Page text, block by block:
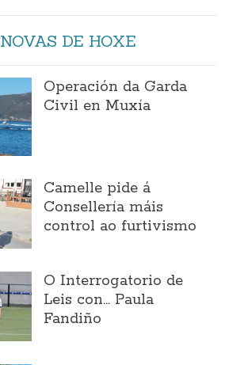
NOVAS DE HOXE
Operación da Garda
Civil en Muxía
Camelle pide á
Consellería máis
control ao furtivismo
O Interrogatorio de
Leis con... Paula
Fandiño